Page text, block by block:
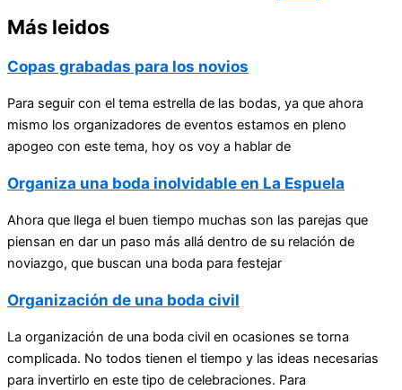
Más leidos
Copas grabadas para los novios
Para seguir con el tema estrella de las bodas, ya que ahora
mismo los organizadores de eventos estamos en pleno
apogeo con este tema, hoy os voy a hablar de
Organiza una boda inolvidable en La Espuela
Ahora que llega el buen tiempo muchas son las parejas que
piensan en dar un paso más allá dentro de su relación de
noviazgo, que buscan una boda para festejar
Organización de una boda civil
La organización de una boda civil en ocasiones se torna
complicada. No todos tienen el tiempo y las ideas necesarias
para invertirlo en este tipo de celebraciones. Para